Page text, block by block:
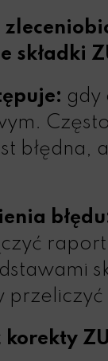
składki
gdy
korekty